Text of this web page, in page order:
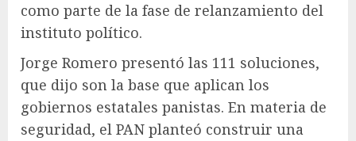
como parte de la fase de relanzamiento del
instituto político.
Jorge Romero presentó las 111 soluciones,
que dijo son la base que aplican los
gobiernos estatales panistas. En materia de
seguridad, el PAN planteó construir una